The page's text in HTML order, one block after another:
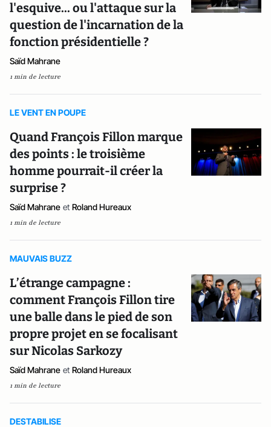
l'esquive... ou l'attaque sur la
question de l'incarnation de la
fonction présidentielle ?
Saïd Mahrane
1 min de lecture
LE VENT EN POUPE
Quand François Fillon marque
des points : le troisième
homme pourrait-il créer la
surprise ?
Saïd Mahrane et Roland Hureaux
1 min de lecture
MAUVAIS BUZZ
L’étrange campagne :
comment François Fillon tire
une balle dans le pied de son
propre projet en se focalisant
sur Nicolas Sarkozy
Saïd Mahrane et Roland Hureaux
1 min de lecture
DESTABILISE